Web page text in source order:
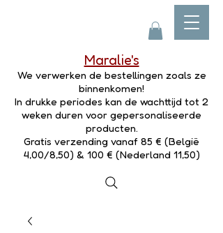
Maralie's
We verwerken de bestellingen zoals ze
binnenkomen!
In drukke periodes kan de wachttijd tot 2
weken duren voor gepersonaliseerde
producten.
Gratis verzending vanaf 85 € (België
4,00/8,50) & 100 € (Nederland 11,50)